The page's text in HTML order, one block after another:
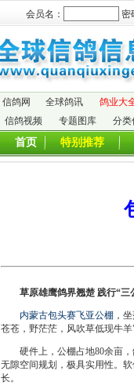
会员名： 密
信鸽网 全球鸽讯 鸽业大
信鸽视频
专题图库 分类
首页 特别推荐
草原雄鹰鸽界翘楚 践行“三
内蒙古包头赛飞亚公棚 ，
苍苍，野茫茫，风吹草低现牛
硬件上，公棚占地80余亩，鸽
无隙空间规划，极具实用性。
长。